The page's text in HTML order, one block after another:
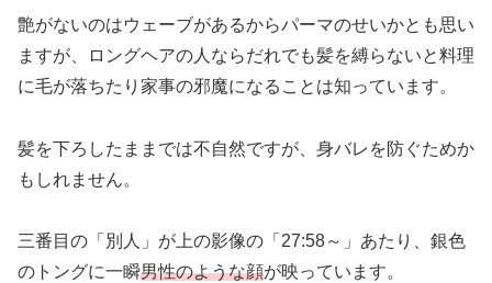
艶がないのはウェーブがあるからパーマのせいかとも思い
ますが、ロングヘアの人ならだれでも髪を縛らないと料理
に毛が落ちたり家事の邪魔になることは知っています。
髪を下ろしたままでは不自然ですが、身バレを防ぐためか
もしれません。
三番目の「別人」が上の影像の「27:58～」あたり、銀色
のトングに一瞬男性のような顔が映っています。